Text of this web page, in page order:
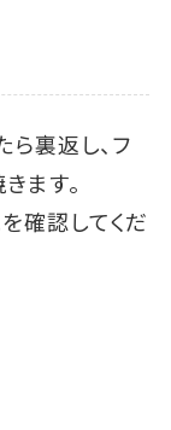
裏返し、フ
ます。
確認してくだ